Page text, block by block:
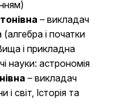
– викладач
і початки
і прикладна
науки: астрономія
– викладач
і світ, Історія та